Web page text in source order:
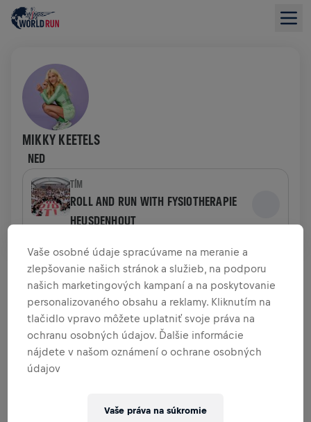
MIKKY KEETELS
NED
TÍM
ROLL AND RUN WITH FYSIOTHERAPIE
HEUSDENHOUT
PREHĽAD FUNDRAISINGU
0,00 USD VYZBIERANÉ Z 0,00 USD CIEĽA
PRÍSPEVKY PRISPIEŤ
Prispej k zmene! 100 % z tvojho príspevku putuje
priamo na výskum poranení miechy.
Vaše osobné údaje spracúvame na meranie a
zlepšovanie našich stránok a služieb, na podporu
našich marketingových kampaní a na poskytovanie
personalizovaného obsahu a reklamy. Kliknutím na
tlačidlo vpravo môžete uplatniť svoje práva na
ochranu osobných údajov. Ďalšie informácie
nájdete v našom oznámení o ochrane osobných
údajov
Vaše práva na súkromie